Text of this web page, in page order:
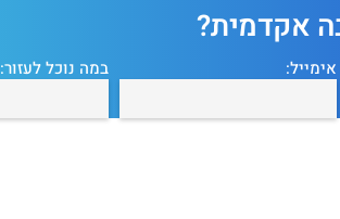
אקדמית?
אימייל: במה נוכל לעזור: